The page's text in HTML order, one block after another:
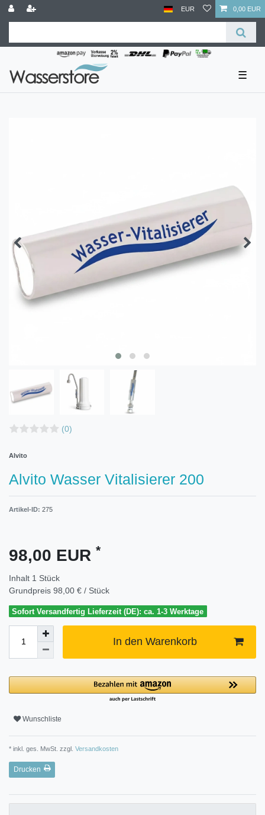
EUR 0,00 EUR
☰
(0)
Alvito
Alvito Wasser Vitalisierer 200
Artikel-ID: 275
98,00 EUR *
Inhalt 1 Stück
Grundpreis 98,00 € / Stück
Sofort Versandfertig Lieferzeit (DE): ca. 1-3 Werktage
In den Warenkorb
Wunschliste
* inkl. ges. MwSt. zzgl. Versandkosten
Drucken